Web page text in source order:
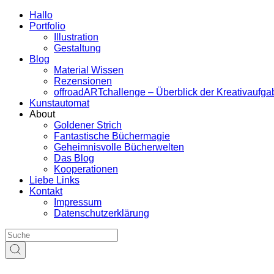
Hallo
Portfolio
Illustration
Gestaltung
Blog
Material Wissen
Rezensionen
offroadARTchallenge – Überblick der
Kunstautomat
About
Goldener Strich
Fantastische Büchermagie
Geheimnisvolle Bücherwelten
Das Blog
Kooperationen
Liebe Links
Kontakt
Impressum
Datenschutzerklärung